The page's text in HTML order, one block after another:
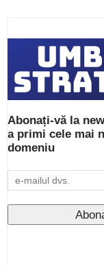
Abonați-vă la
a primi cele mai
domeniu